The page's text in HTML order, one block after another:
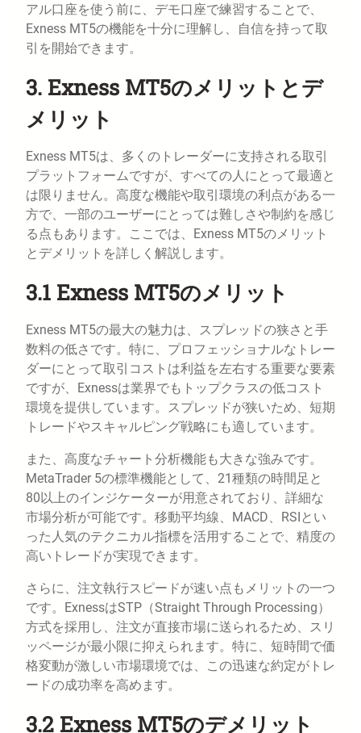
アル口座を使う前に、デモ口座で練習することで、
Exness MT5の機能を十分に理解し、自信を持って取
引を開始できます。
3. Exness MT5のメリットとデ
メリット
Exness MT5は、多くのトレーダーに支持される取引
プラットフォームですが、すべての人にとって最適と
は限りません。高度な機能や取引環境の利点がある一
方で、一部のユーザーにとっては難しさや制約を感じ
る点もあります。ここでは、Exness MT5のメリット
とデメリットを詳しく解説します。
3.1 Exness MT5のメリット
Exness MT5の最大の魅力は、スプレッドの狭さと手
数料の低さです。特に、プロフェッショナルなトレー
ダーにとって取引コストは利益を左右する重要な要素
ですが、Exnessは業界でもトップクラスの低コスト
環境を提供しています。スプレッドが狭いため、短期
トレードやスキャルピング戦略にも適しています。
また、高度なチャート分析機能も大きな強みです。
MetaTrader 5の標準機能として、21種類の時間足と
80以上のインジケーターが用意されており、詳細な
市場分析が可能です。移動平均線、MACD、RSIとい
った人気のテクニカル指標を活用することで、精度の
高いトレードが実現できます。
さらに、注文執行スピードが速い点もメリットの一つ
です。ExnessはSTP（Straight Through Processing）
方式を採用し、注文が直接市場に送られるため、スリ
ッページが最小限に抑えられます。特に、短時間で価
格変動が激しい市場環境では、この迅速な約定がトレ
ードの成功率を高めます。
3.2 Exness MT5のデメリット